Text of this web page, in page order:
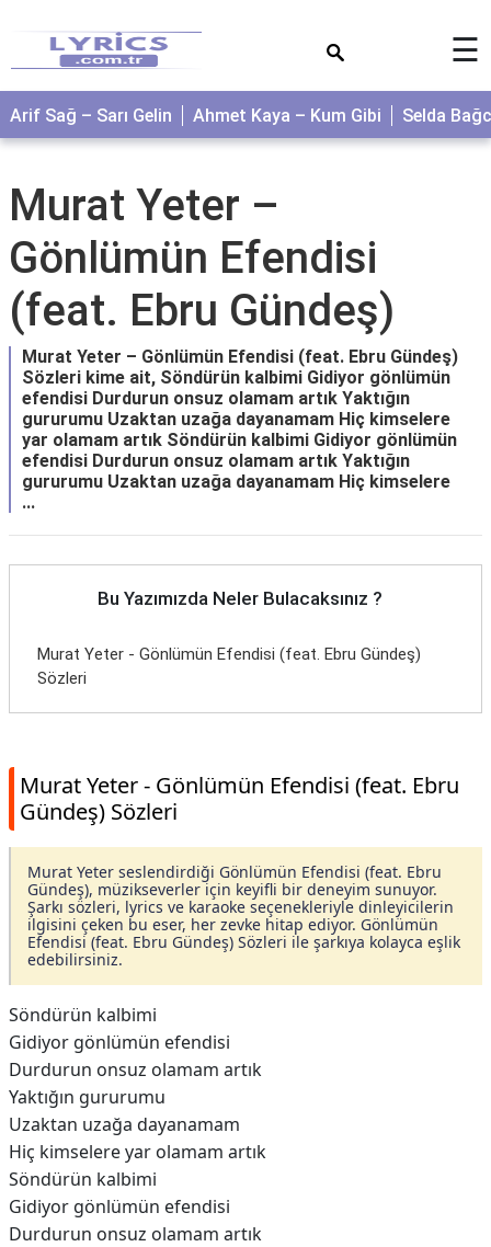
☰
Arif Sağ – Sarı Gelin Ahmet Kaya – Kum Gibi Selda
Murat Yeter –
Gönlümün Efendisi
(feat. Ebru Gündeş)
Murat Yeter – Gönlümün Efendisi (feat. Ebru Gündeş)
Sözleri kime ait, Söndürün kalbimi Gidiyor gönlümün
efendisi Durdurun onsuz olamam artık Yaktığın
gururumu Uzaktan uzağa dayanamam Hiç kimselere
yar olamam artık Söndürün kalbimi Gidiyor gönlümün
efendisi Durdurun onsuz olamam artık Yaktığın
gururumu Uzaktan uzağa dayanamam Hiç kimselere
...
Bu Yazımızda Neler Bulacaksınız ?
Murat Yeter - Gönlümün Efendisi (feat. Ebru Gündeş)
Sözleri
Murat Yeter - Gönlümün Efendisi (feat. Ebru
Gündeş) Sözleri
Murat Yeter seslendirdiği Gönlümün Efendisi (feat. Ebru
Gündeş), müzikseverler için keyifli bir deneyim sunuyor.
Şarkı sözleri, lyrics ve karaoke seçenekleriyle dinleyicilerin
ilgisini çeken bu eser, her zevke hitap ediyor. Gönlümün
Efendisi (feat. Ebru Gündeş) Sözleri ile şarkıya kolayca eşlik
edebilirsiniz.
Söndürün kalbimi
Gidiyor gönlümün efendisi
Durdurun onsuz olamam artık
Yaktığın gururumu
Uzaktan uzağa dayanamam
Hiç kimselere yar olamam artık
Söndürün kalbimi
Gidiyor gönlümün efendisi
Durdurun onsuz olamam artık